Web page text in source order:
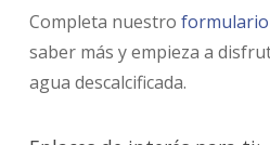
Completa nuestro
saber más y empieza a
agua descalcificada.